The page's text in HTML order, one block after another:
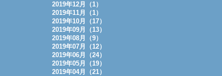
2019年12月（1）
2019年11月（1）
2019年10月（17）
2019年09月（13）
2019年08月（9）
2019年07月（12）
2019年06月（24）
2019年05月（19）
2019年04月（21）